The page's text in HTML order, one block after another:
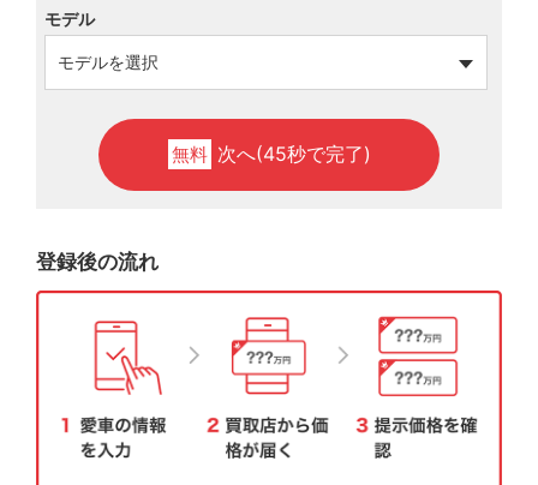
モデル
無料 次へ(45秒で完了)
登録後の流れ